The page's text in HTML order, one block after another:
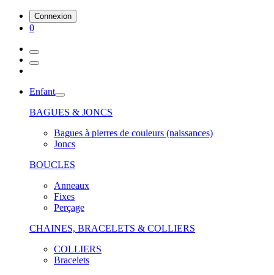
Connexion
0
Enfant
BAGUES & JONCS
Bagues à pierres de couleurs (naissances)
Joncs
BOUCLES
Anneaux
Fixes
Perçage
CHAINES, BRACELETS & COLLIERS
COLLIERS
Bracelets